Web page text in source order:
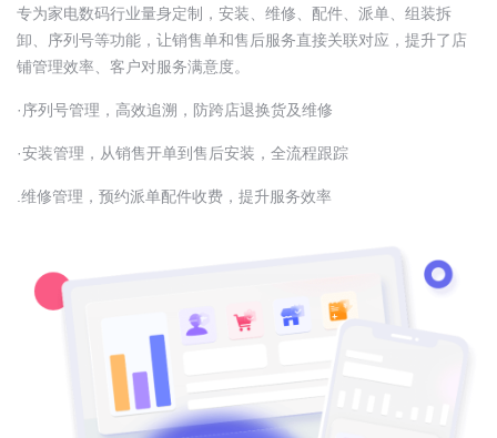
专为家电数码行业量身定制，安装、维修、配件、派单、组装拆
卸、序列号等功能，让销售单和售后服务直接关联对应，提升了店
铺管理效率、客户对服务满意度。
·序列号管理，高效追溯，防跨店退换货及维修
·安装管理，从销售开单到售后安装，全流程跟踪
.维修管理，预约派单配件收费，提升服务效率